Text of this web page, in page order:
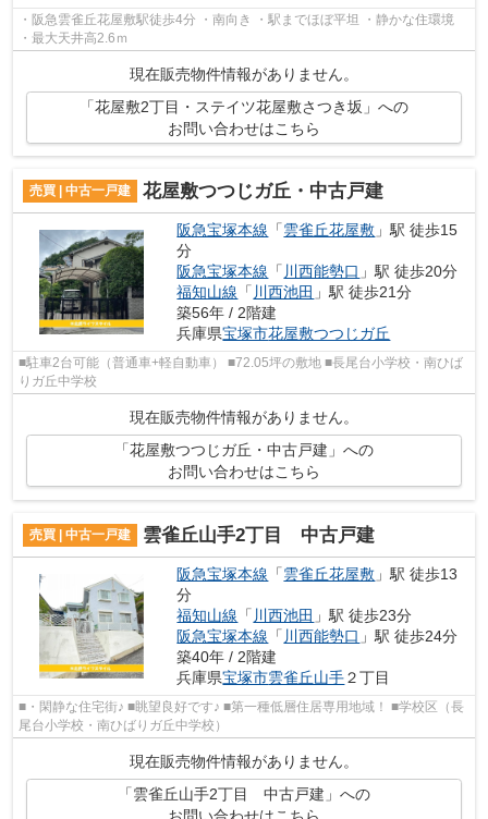
・阪急雲雀丘花屋敷駅徒歩4分 ・南向き ・駅までほぼ平坦 ・静かな住環境
・最大天井高2.6ｍ
現在販売物件情報がありません。
「花屋敷2丁目・ステイツ花屋敷さつき坂」への
お問い合わせはこちら
売買 | 中古一戸建 花屋敷つつじガ丘・中古戸建
阪急宝塚本線 「雲雀丘花屋敷 」駅 徒歩15
分
阪急宝塚本線 「 川西能勢口 」駅 徒歩20分
福知山線 「 川西池田 」駅 徒歩21分
築56年 / 2階建
兵庫県宝塚市花屋敷つつじガ丘
■駐車2台可能（普通車+軽自動車） ■72.05坪の敷地 ■長尾台小学校・南ひば
りガ丘中学校
現在販売物件情報がありません。
「花屋敷つつじガ丘・中古戸建」への
お問い合わせはこちら
売買 | 中古一戸建 雲雀丘山手2丁目 中古戸建
阪急宝塚本線 「雲雀丘花屋敷 」駅 徒歩13
分
福知山線 「 川西池田 」駅 徒歩23分
阪急宝塚本線 「 川西能勢口 」駅 徒歩24分
築40年 / 2階建
兵庫県宝塚市雲雀丘山手２丁目
■・閑静な住宅街♪ ■眺望良好です♪ ■第一種低層住居専用地域！ ■学校区（長
尾台小学校・南ひばりガ丘中学校）
現在販売物件情報がありません。
「雲雀丘山手2丁目 中古戸建」への
お問い合わせはこちら